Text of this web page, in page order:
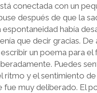
conectada con un
después de que la
había
que decir gracias. De
un poema para el
Puedes
ritmo y el sentimiento de
fue muy deliberado. El